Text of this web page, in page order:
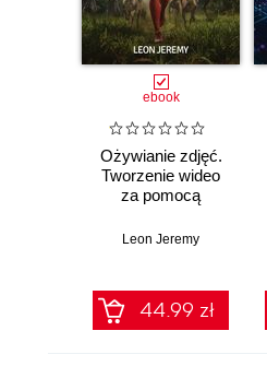
ebook
Ożywianie zdjęć.
Tworzenie wideo
za pomocą
inteligencji
Leon Jeremy
44.99 zł